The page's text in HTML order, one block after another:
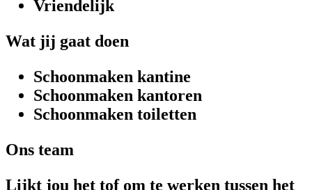
Vriendelijk
Wat jij gaat doen
Schoonmaken kantine
Schoonmaken kantoren
Schoonmaken toiletten
Ons team
Lijkt jou het tof om te werken tussen het